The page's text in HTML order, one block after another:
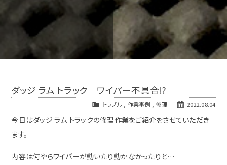
ダッジ ラム トラック ワイパー不具合⁉
2022.08.04
トラブル, 作業事例 ,修理
今日はダッジ ラム トラックの修理作業をご紹介をさせていただき
ます。
内容は何やらワイパーが動いたり動かなかったりと…